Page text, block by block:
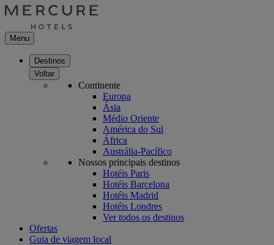
Menu
Destinos
Voltar
Continente
Europa
Ásia
Médio Oriente
América do Sul
África
Austrália-Pacífico
Nossos principais destinos
Hotéis Paris
Hotéis Barcelona
Hotéis Madrid
Hotéis Londres
Ver todos os destinos
Ofertas
Guia de viagem local